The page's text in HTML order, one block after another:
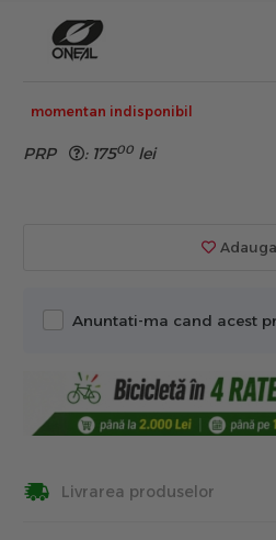
momentan indisponibil
PRP : 17500 lei
Anuntati-ma cand acest
Livrarea produselor